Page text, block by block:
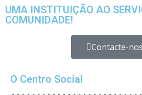
UMA INSTITUIÇÃO AO
COMUNIDADE!
Contacte-nos
O Centro Social